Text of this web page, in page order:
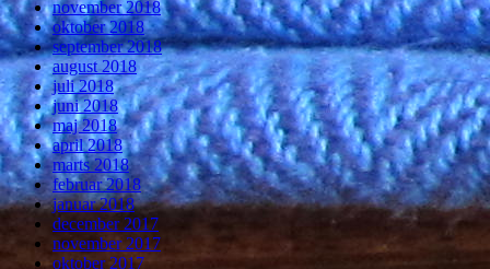
november 2018
oktober 2018
september 2018
august 2018
juli 2018
juni 2018
maj 2018
april 2018
marts 2018
februar 2018
januar 2018
december 2017
november 2017
oktober 2017